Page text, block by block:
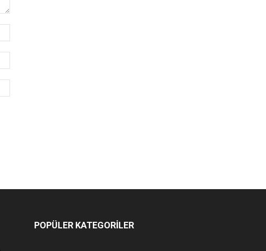
POPÜLER KATEGORİLER